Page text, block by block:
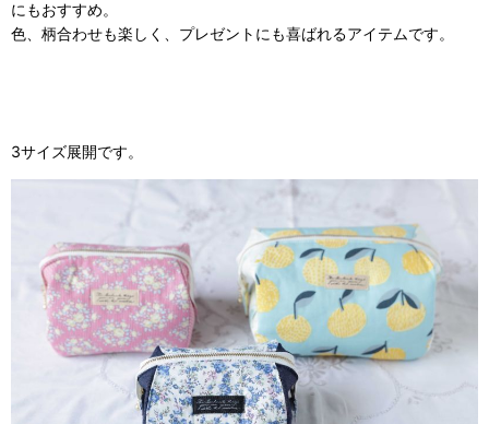
にもおすすめ。
色、柄合わせも楽しく、プレゼントにも喜ばれるアイテムです。
3サイズ展開です。